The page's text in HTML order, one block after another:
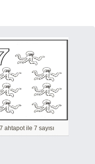
7 ahtapot ile 7 sayısı